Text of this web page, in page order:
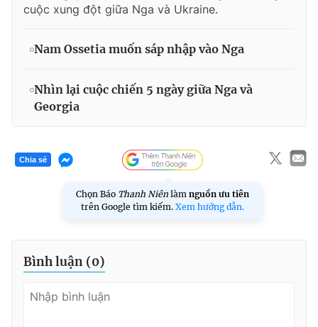
cuộc xung đột giữa Nga và Ukraine.
Nam Ossetia muốn sáp nhập vào Nga
Nhìn lại cuộc chiến 5 ngày giữa Nga và
Georgia
Chia sẻ
Chọn Báo Thanh Niên làm nguồn ưu tiên
trên Google tìm kiếm. Xem hướng dẫn.
Bình luận (0)